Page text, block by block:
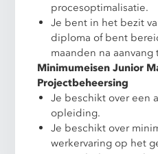
procesoptimalisatie.
Je bent in het bezit
diploma of bent
maanden na aanvang
Minimumeisen Junior
Projectbeheersing
Je beschikt over een
opleiding.
Je beschikt over
werkervaring op het